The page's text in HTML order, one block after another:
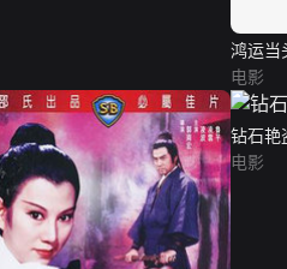
鸿运当
电影
钻石艳
电影